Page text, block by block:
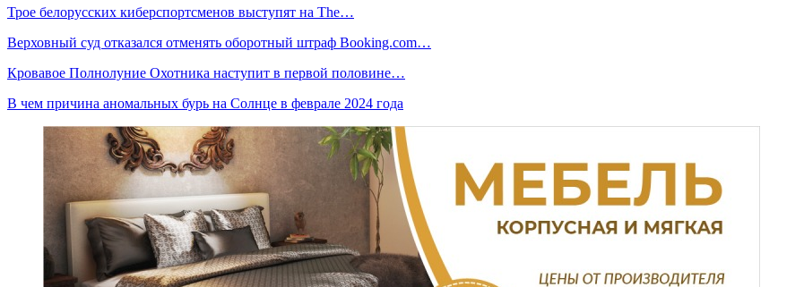
Трое белорусских киберспортсменов выступят на The…
Верховный суд отказался отменять оборотный штраф Booking.com…
Кровавое Полнолуние Охотника наступит в первой половине…
В чем причина аномальных бурь на Солнце в феврале 2024 года